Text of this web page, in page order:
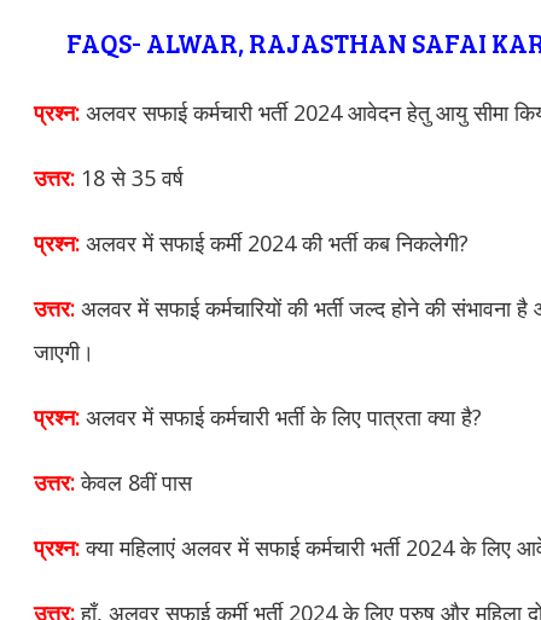
FAQS- ALWAR, RAJASTHAN SAFAI
प्रश्न: अलवर सफाई कर्मचारी भर्ती 2024 आवेदन हेतु आयु सीमा
उत्तर: 18 से 35 वर्ष
प्रश्न: अलवर में सफाई कर्मी 2024 की भर्ती कब निकलेगी?
उत्तर: अलवर में सफाई कर्मचारियों की भर्ती जल्द होने की संभावना
जाएगी।
प्रश्न: अलवर में सफाई कर्मचारी भर्ती के लिए पात्रता क्या है?
उत्तर:केवल 8वीं पास
प्रश्न:क्या महिलाएं अलवर में सफाई कर्मचारी भर्ती 2024 के लिए
उत्तर:हाँ, अलवर सफाई कर्मी भर्ती 2024 के लिए पुरुष और